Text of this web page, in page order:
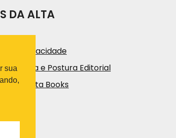
DA ALTA
de Privacidade
de Ética e Postura Editorial
na Alta Books
sua